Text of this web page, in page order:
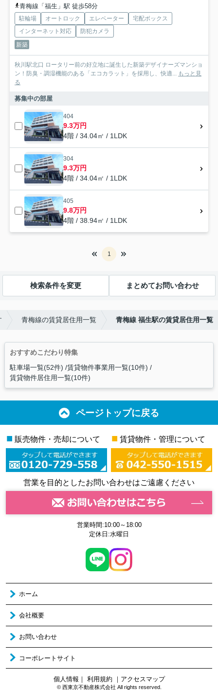
青梅線「福生」駅 徒歩58分
駐輪場 オートロック エレベーター
宅配ボックス
インターネット対応
防犯カメラ
新築
秋川駅北口 ロータリー前の好立地に誕生した新築デザイナーズマンショ
ン！防臭・調湿機能のある「エコカラット」を採用し、快適...
もっと見
る
募集中の部屋
404
9.3万円
4階 / 34.04㎡ / 1LDK
304
9.3万円
4階 / 34.04㎡ / 1LDK
405
9.8万円
4階 / 38.94㎡ / 1LDK
1
検索条件を変更 まとめてお問い合わせ
青梅線の賃貸居住用一覧 青梅線 福生駅の賃貸居住用一覧
おすすめこだわり特集
駐車場一覧(52件) 賃貸物件事業用一覧(10件)
賃貸物件居住用一覧(10件)
ページトップに戻る
■ 販売物件・売却について ■ 賃貸物件・管理について
営業を目的としたお問い合わせはご遠慮ください
営業時間:10:00～18:00
定休日:水曜日
ホーム
会社概要
お問い合わせ
コーポレートサイト
個人情報 ｜ 利用規約 ｜ アクセスマップ
© 西東京不動産株式会社 All rights reserved.